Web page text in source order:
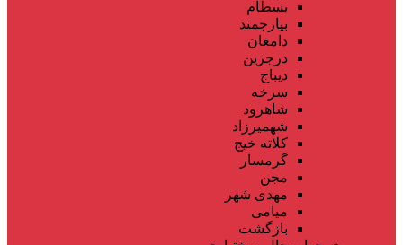
بسطام
بیارجمند
دامغان
درجزین
دیباج
سرخه
شاهرود
شهمیرزاد
کلاته خیج
گرمسار
مجن
مهدی شهر
میامی
بازگشت